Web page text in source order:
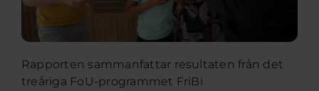
Rapporten sammanfattar resultaten från det
treåriga FoU-programmet FriBi